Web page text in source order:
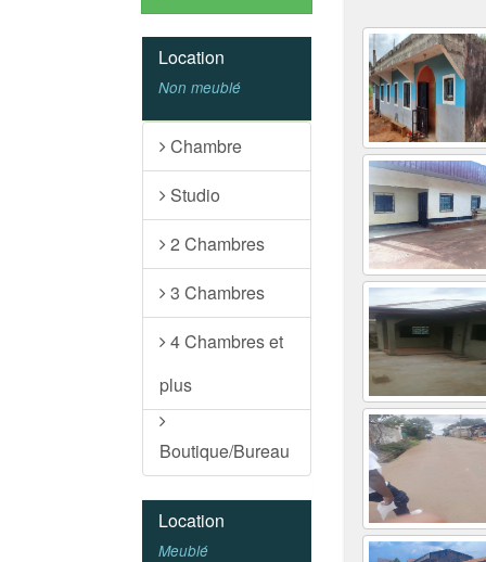
Location
Non meublé
Chambre
Studio
2 Chambres
3 Chambres
4 Chambres et
plus
Boutique/Bureau
Location
Meublé